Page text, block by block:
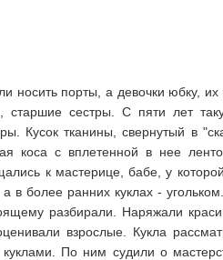
носить порты, а девочки юбку,
сестры. С пяти лет
Кусок тканины, свернутый в
коса с вплетенной в нее
к мастерице, бабе, у
в более ранних куклах -
разбирали. Наряжали
взрослые. Кукла
куклами. По ним судили о